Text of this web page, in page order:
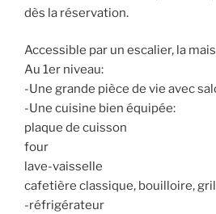
dès la réservation.
Accessible par un escalier, la
Au 1er niveau:
-Une grande pièce de vie avec
-Une cuisine bien équipée:
plaque de cuisson
four
lave-vaisselle
cafetière classique, bouilloire,
-réfrigérateur